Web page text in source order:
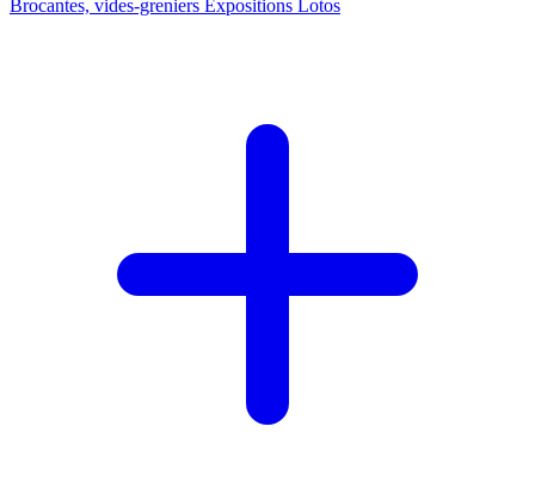
Brocantes, vides-greniers Expositions Lotos